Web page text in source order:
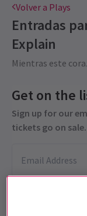
Volver a Plays
Entradas
Explain
Mientras este
Get on the
Sign up for our
tickets go on sale.